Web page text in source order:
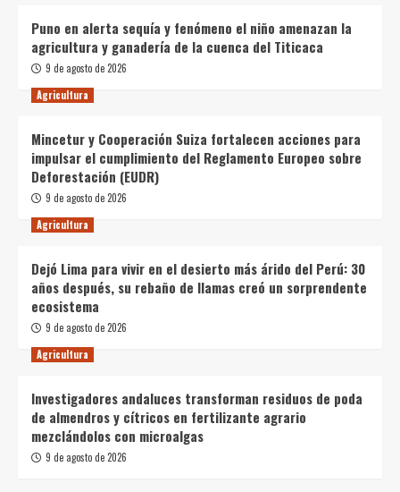
Puno en alerta sequía y fenómeno el niño amenazan la
agricultura y ganadería de la cuenca del Titicaca
9 de agosto de 2026
Agricultura
Mincetur y Cooperación Suiza fortalecen acciones para
impulsar el cumplimiento del Reglamento Europeo sobre
Deforestación (EUDR)
9 de agosto de 2026
Agricultura
Dejó Lima para vivir en el desierto más árido del Perú: 30
años después, su rebaño de llamas creó un sorprendente
ecosistema
9 de agosto de 2026
Agricultura
Investigadores andaluces transforman residuos de poda
de almendros y cítricos en fertilizante agrario
mezclándolos con microalgas
9 de agosto de 2026